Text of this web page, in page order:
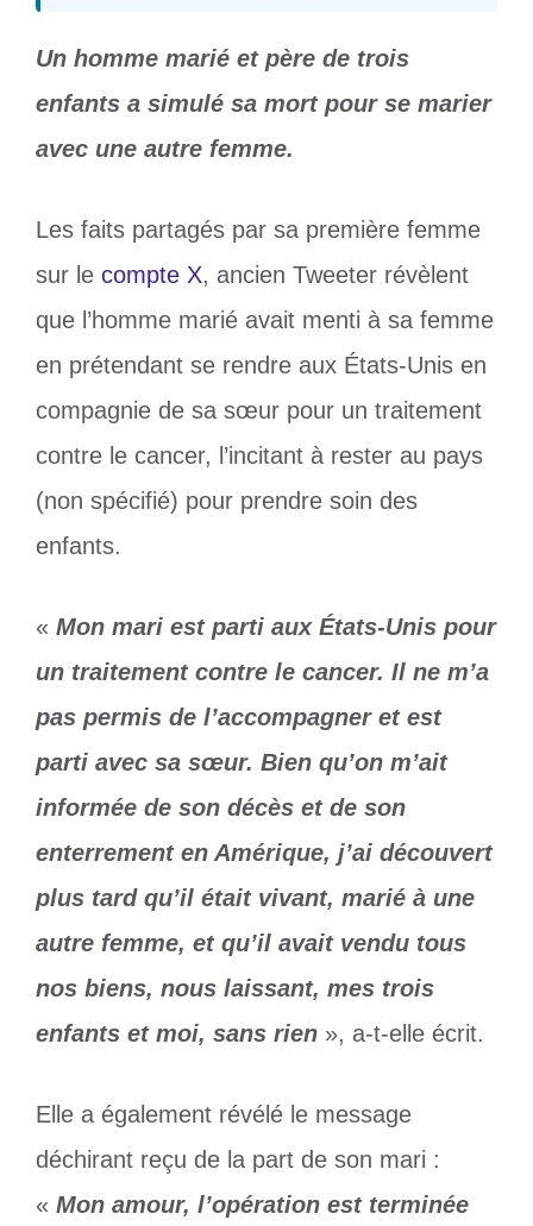
Un homme marié et père de trois
enfants a simulé sa mort pour se marier
avec une autre femme.
Les faits partagés par sa première femme
sur le compte X, ancien Tweeter révèlent
que l’homme marié avait menti à sa femme
en prétendant se rendre aux États-Unis en
compagnie de sa sœur pour un traitement
contre le cancer, l’incitant à rester au pays
(non spécifié) pour prendre soin des
enfants.
« Mon mari est parti aux États-Unis pour
un traitement contre le cancer. Il ne m’a
pas permis de l’accompagner et est
parti avec sa sœur. Bien qu’on m’ait
informée de son décès et de son
enterrement en Amérique, j’ai découvert
plus tard qu’il était vivant, marié à une
autre femme, et qu’il avait vendu tous
nos biens, nous laissant, mes trois
enfants et moi, sans rien », a-t-elle écrit.
Elle a également révélé le message
déchirant reçu de la part de son mari :
« Mon amour, l’opération est terminée